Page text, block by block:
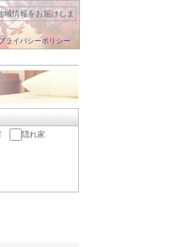
域情報をお届けしま
ライバシーポリシー
隠れ家